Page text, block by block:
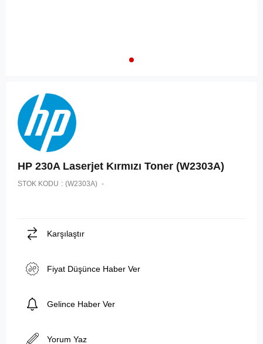
HP 230A Laserjet Kırmızı Toner (W2303A)
STOK KODU (W2303A)
Karşılaştır
Fiyat Düşünce Haber Ver
Gelince Haber Ver
Yorum Yaz